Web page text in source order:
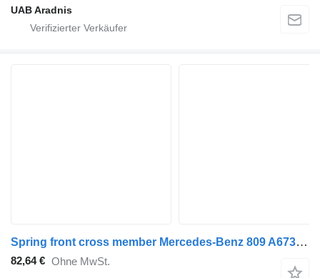
UAB Aradnis
Spring front cross member Mercedes-Benz 809 A6733170185 für Mercedes-Benz LK/LN2 LKW
82,64 € Ohne MwSt.